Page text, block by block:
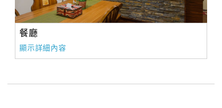
餐廳
顯示詳細內容